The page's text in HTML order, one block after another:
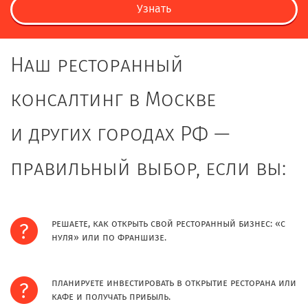
Узнать
Наш ресторанный
консалтинг в Москве
и других городах РФ —
правильный выбор, если вы:
решаете, как открыть свой ресторанный бизнес: «с
нуля» или по франшизе.
планируете инвестировать в открытие ресторана или
кафе и получать прибыль.